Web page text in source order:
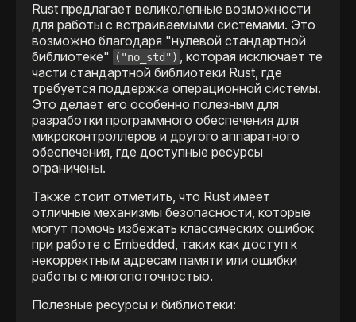
Rust предлагает великолепные возможности
для работы с встраиваемыми системами. Это
возможно благодаря "нулевой стандартной
библиотеке"
("no_std") , которая исключает те
части стандартной библиотеки Rust, где
требуется поддержка операционной системы.
Это делает его особенно полезным для
разработки программного обеспечения для
микроконтроллеров и другого аппаратного
обеспечения, где доступные ресурсы
ограничены.
Также стоит отметить, что Rust имеет
отличные механизмы безопасности, которые
могут помочь избежать классических ошибок
при работе с Embedded, таких как доступ к
некорректным адресам памяти или ошибки
работы с многопоточностью.
Полезные ресурсы и библиотеки: